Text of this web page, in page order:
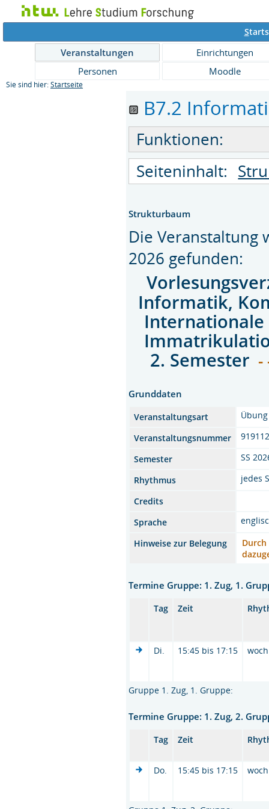
S
Veranstaltungen
Einrichtungen
Personen
Moodle
Sie sind hier: Startseite
B7.2
Funktionen:
Seiteninhalt:
Strukturbaum
Die Veranstaltung
2026 gefunden:
Informatik,
2. Semester -
Grunddaten
Veranstaltungsart
Übung
Veranstaltungsnummer
Semester
SS
Rhythmus
jedes
Credits
Sprache
Hinweise zur Belegung
Termine Gruppe: 1. Zug, 1.
Tag Zeit
Di. 15:45 bis 17:15 woch
Gruppe 1. Zug, 1. Gruppe:
Termine Gruppe: 1. Zug, 2.
Tag Zeit
Do. 15:45 bis 17:15 woch